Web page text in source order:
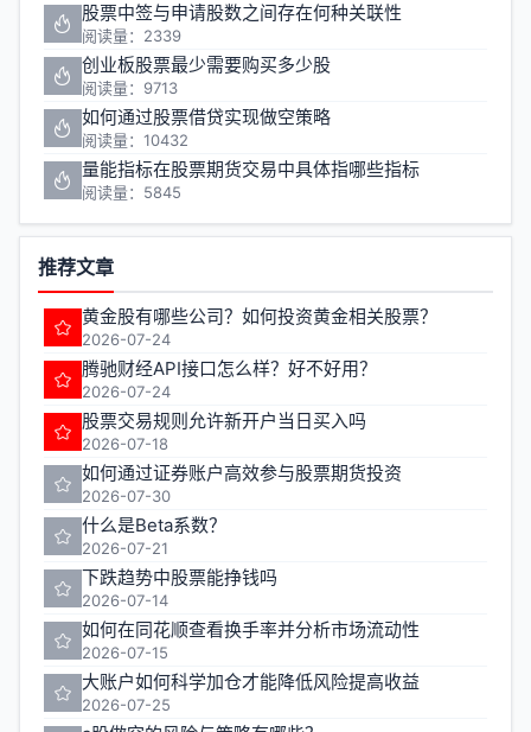
股票中签与申请股数之间存在何种关联性
阅读量：2339
创业板股票最少需要购买多少股
阅读量：9713
如何通过股票借贷实现做空策略
阅读量：10432
量能指标在股票期货交易中具体指哪些指标
阅读量：5845
推荐文章
黄金股有哪些公司？如何投资黄金相关股票？
2026-07-24
腾驰财经API接口怎么样？好不好用？
2026-07-24
股票交易规则允许新开户当日买入吗
2026-07-18
如何通过证券账户高效参与股票期货投资
2026-07-30
什么是Beta系数？
2026-07-21
下跌趋势中股票能挣钱吗
2026-07-14
如何在同花顺查看换手率并分析市场流动性
2026-07-15
大账户如何科学加仓才能降低风险提高收益
2026-07-25